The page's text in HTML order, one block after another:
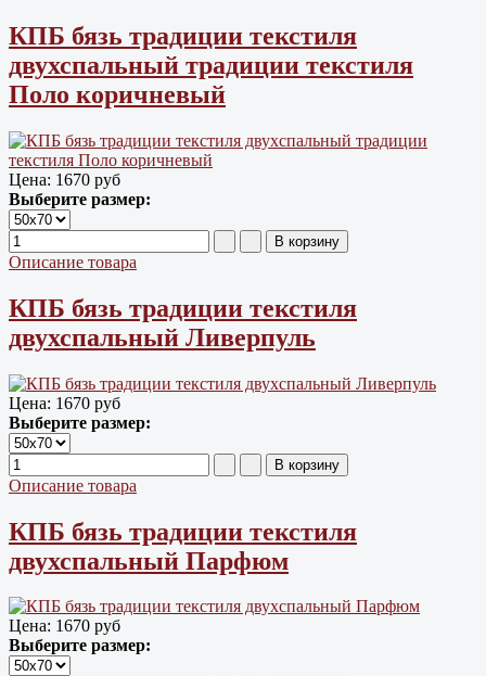
КПБ бязь традиции текстиля
двухспальный традиции текстиля
Поло коричневый
Цена: 1670 руб
Выберите размер:
Описание товара
КПБ бязь традиции текстиля
двухспальный Ливерпуль
Цена: 1670 руб
Выберите размер:
Описание товара
КПБ бязь традиции текстиля
двухспальный Парфюм
Цена: 1670 руб
Выберите размер: